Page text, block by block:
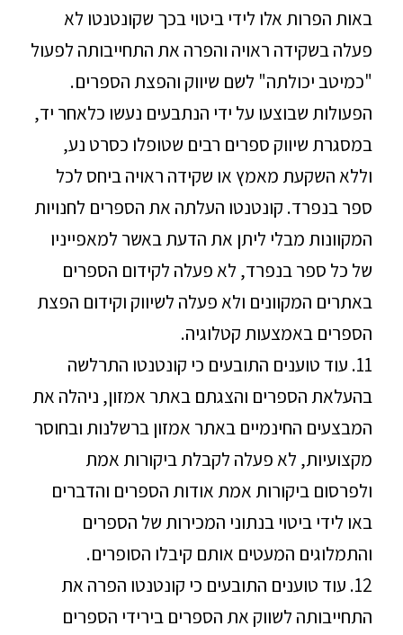
באות הפרות אלו לידי ביטוי בכך שקונטנטו לא
פעלה בשקידה ראויה והפרה את התחייבותה לפעול
"כמיטב יכולתה" לשם שיווק והפצת הספרים.
הפעולות שבוצעו על ידי הנתבעים נעשו כלאחר יד,
במסגרת שיווק ספרים רבים שטופלו כסרט נע,
וללא השקעת מאמץ או שקידה ראויה ביחס לכל
ספר בנפרד. קונטנטו העלתה את הספרים לחנויות
המקוונות מבלי ליתן את הדעת באשר למאפייניו
של כל ספר בנפרד, לא פעלה לקידום הספרים
באתרים המקוונים ולא פעלה לשיווק וקידום הפצת
הספרים באמצעות קטלוגיה.
11. עוד טוענים התובעים כי קונטנטו התרלשה
בהעלאת הספרים והצגתם באתר אמזון, ניהלה את
המבצעים החינמיים באתר אמזון ברשלנות ובחוסר
מקצועיות, לא פעלה לקבלת ביקורות אמת
ולפרסום ביקורות אמת אודות הספרים והדברים
באו לידי ביטוי בנתוני המכירות של הספרים
והתמלוגים המעטים אותם קיבלו הסופרים.
12. עוד טוענים התובעים כי קונטנטו הפרה את
התחייבותה לשווק את הספרים בירידי הספרים